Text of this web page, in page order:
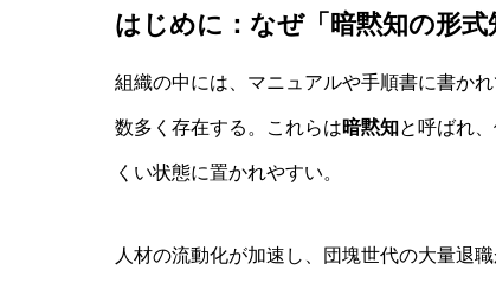
AI研究
はじめに：なぜ「暗黙知の形
組織の中には、マニュアルや手順書に書か
数多く存在する。これらは暗黙知と呼ばれ
くい状態に置かれやすい。
人材の流動化が加速し、団塊世代の大量退